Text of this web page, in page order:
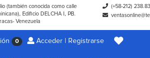
(también conocida como calle
Edificio DELCHA I, PB.
Venezuela
(+58-212)
0 Acceder | Registrarse